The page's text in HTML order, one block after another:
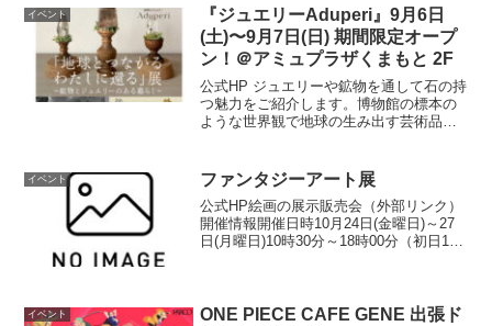
🐧今年も人気の大型スライダーが登場し
ます...
イベント
『ジュエリーAduperi』9月6日
(土)〜9月7日(日) 期間限定オープ
ン！＠アミュプラザくまもと 2F
公式HP ジュエリーや鉱物を通して石の持
つ魅力をご紹介します。博物館の標本の
ような世界観で地球の生み出す芸術品を
イベント ファンタジーアート展
公式HP絵画の展示販売会（外部リンク）
開催情報開催日時10月24日(金曜日)～27
日(月曜日)10時30分～18時00分（初日14
イベント
ONE PIECE CAFE GENE 出張ド